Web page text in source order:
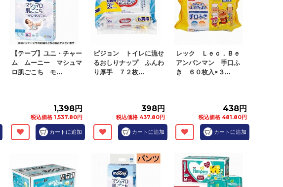
【テープ】ユニ・チャー
ム ムーニー マシュマ
ロ肌ごこち モ...
1,398円
税込価格 1,537.80円
カートに追加
ピジョン トイレに流せ
るおしりナップ ふんわ
り厚手 ７２枚...
398円
税込価格 437.80円
カートに追加
レック Ｌｅｃ．Ｂｅ
アンパンマン 手口ふ
き ６０枚入×３...
438円
税込価格 481.80円
カートに追加